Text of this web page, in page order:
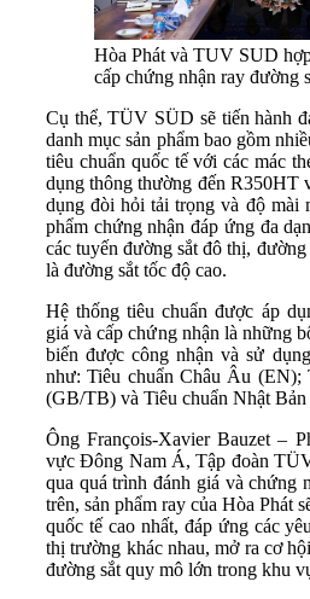
Hòa Phát và TUV SUD
cấp chứng nhận ray đường
Cụ thể, TÜV SÜD sẽ tiến hành
danh mục sản phẩm bao gồm
tiêu chuẩn quốc tế với các mác
dụng thông thường đến R350HT
dụng đòi hỏi tải trọng và độ mài
phẩm chứng nhận đáp ứng đa
các tuyến đường sắt đô thị,
là đường sắt tốc độ cao.
Hệ thống tiêu chuẩn được áp
giá và cấp chứng nhận là những
biến được công nhận và sử
như: Tiêu chuẩn Châu Âu (EN);
(GB/TB) và Tiêu chuẩn Nhật Bản
Ông François-Xavier Bauzet –
vực Đông Nam Á, Tập đoàn
qua quá trình đánh giá và chứng
trên, sản phẩm ray của Hòa Phát
quốc tế cao nhất, đáp ứng các
thị trường khác nhau, mở ra cơ
đường sắt quy mô lớn trong khu